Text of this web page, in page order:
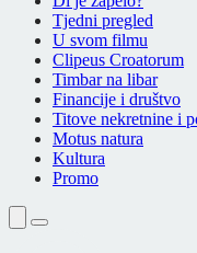
Tjedni pregled
U svom filmu
Clipeus Croatorum
Timbar na libar
Financije i društvo
Titove nekretnine i
Motus natura
Kultura
Promo